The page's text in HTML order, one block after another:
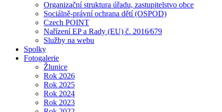
Organizační struktura úřadu, zastupitelstvo obce
Sociálně-právní ochrana dětí (OSPOD)
Czech POINT
Nařízení EP a Rady (EU) č. 2016⁄679
Služby na webu
Spolky
Fotogalerie
Žlunice
Rok 2026
Rok 2025
Rok 2024
Rok 2023